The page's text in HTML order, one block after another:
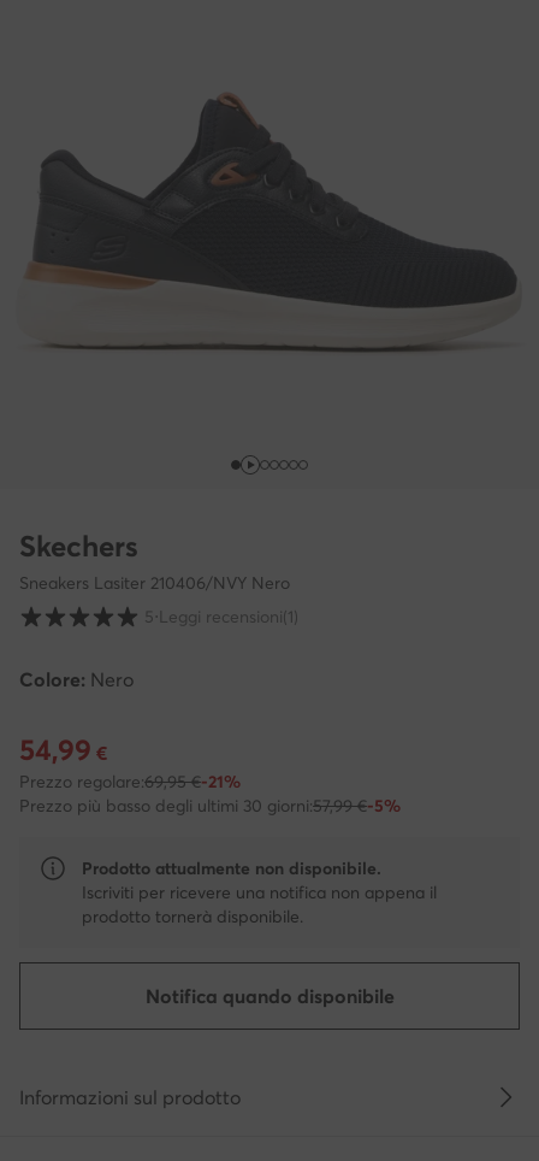
Skechers
Sneakers Lasiter 210406/NVY Nero
Valutazione clienti su scala da 1 a 5
5⋅Leggi recensioni(1)
Colore: Nero
Prezzo attuale 54,99 €
54,99 €
Prezzo regolare:69,95 €-21%
Prezzo più basso degli ultimi 30 giorni:57,99 €-5%
Prodotto attualmente non disponibile.
Iscriviti per ricevere una notifica non appena il
prodotto tornerà disponibile.
Notifica quando disponibile
Informazioni sul prodotto